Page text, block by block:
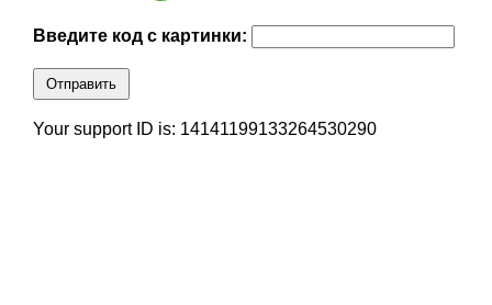
Введите код с картинки:
Отправить
Your support ID is: 14141199133264530290